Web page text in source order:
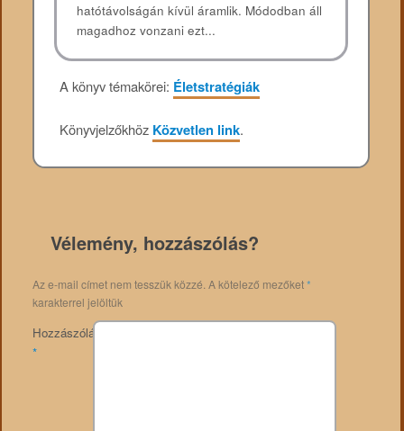
hatótávolságán kívül áramlik. Módodban áll
magadhoz vonzani ezt...
A könyv témakörei: Életstratégiák
Könyvjelzőkhöz Közvetlen link.
Vélemény, hozzászólás?
Az e-mail címet nem tesszük közzé. A kötelező mezőket*
karakterrel jelöltük
Hozzászólás
*